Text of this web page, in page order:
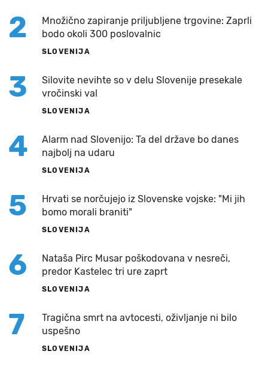
2
Množično zapiranje priljubljene trgovine: Zaprli
bodo okoli 300 poslovalnic
SLOVENIJA
3
Silovite nevihte so v delu Slovenije presekale
vročinski val
SLOVENIJA
4
Alarm nad Slovenijo: Ta del države bo danes
najbolj na udaru
SLOVENIJA
5
Hrvati se norčujejo iz Slovenske vojske: "Mi jih
bomo morali braniti"
SLOVENIJA
6
Nataša Pirc Musar poškodovana v nesreči,
predor Kastelec tri ure zaprt
SLOVENIJA
7
Tragična smrt na avtocesti, oživljanje ni bilo
uspešno
SLOVENIJA